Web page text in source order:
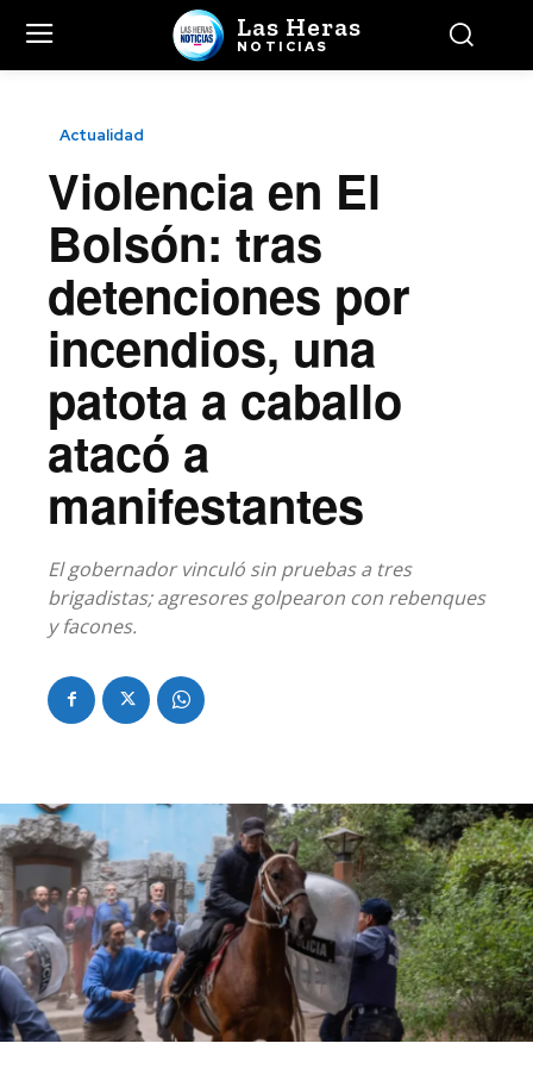
Las Heras
NOTICIAS
Actualidad
Violencia en El
Bolsón: tras
detenciones por
incendios, una
patota a caballo
atacó a
manifestantes
El gobernador vinculó sin pruebas a tres
brigadistas; agresores golpearon con rebenques
y facones.